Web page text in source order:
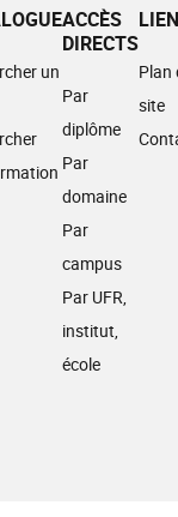
un
ACCÈS
DIRECTS
Par
diplôme
Par
domaine
Par
campus
Par UFR,
institut,
école
Plan
site